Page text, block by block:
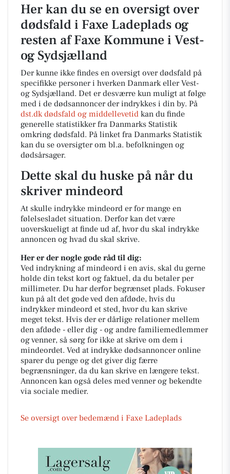
Her kan du se en oversigt over
dødsfald i Faxe Ladeplads og
resten af Faxe Kommune i Vest-
og Sydsjælland
Der kunne ikke findes en oversigt over dødsfald på
specifikke personer i hverken Danmark eller Vest-
og Sydsjælland. Det er desværre kun muligt at følge
med i de dødsannoncer der indrykkes i din by. På
dst.dk dødsfald og middellevetid kan du finde
generelle statistikker fra Danmarks Statistik
omkring dødsfald. På linket fra Danmarks Statistik
kan du se oversigter om bl.a. befolkningen og
dødsårsager.
Dette skal du huske på når du
skriver mindeord
At skulle indrykke mindeord er for mange en
følelsesladet situation. Derfor kan det være
uoverskueligt at finde ud af, hvor du skal indrykke
annoncen og hvad du skal skrive.
Her er der nogle gode råd til dig:
Ved indrykning af mindeord i en avis, skal du gerne
holde din tekst kort og faktuel, da du betaler per
millimeter. Du har derfor begrænset plads. Fokuser
kun på alt det gode ved den afdøde, hvis du
indrykker mindeord et sted, hvor du kan skrive
meget tekst. Hvis der er dårlige relationer mellem
den afdøde - eller dig - og andre familiemedlemmer
og venner, så sørg for ikke at skrive om dem i
mindeordet. Ved at indrykke dødsannoncer online
sparer du penge og det giver dig færre
begrænsninger, da du kan skrive en længere tekst.
Annoncen kan også deles med venner og bekendte
via sociale medier.
Se oversigt over bedemænd i Faxe Ladeplads